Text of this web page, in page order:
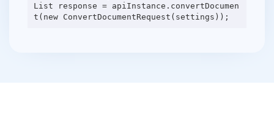
List response = apiInstance.convertDocumen